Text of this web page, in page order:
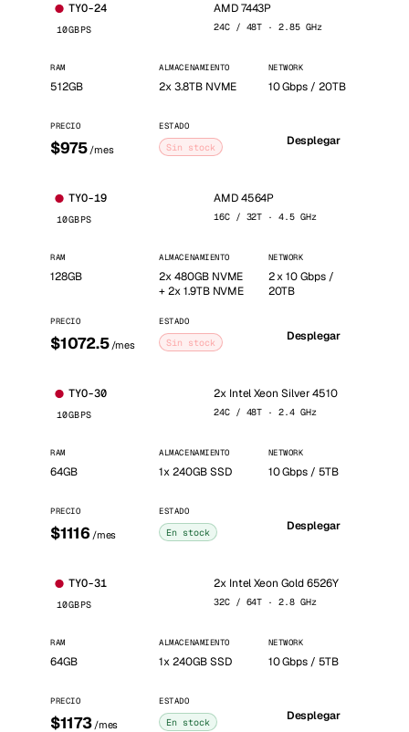
TYO-24
10GBPS
AMD 7443P
24C / 48T · 2.85 GHz
RAM
512GB
ALMACENAMIENTO
2x 3.8TB NVME
NETWORK
10 Gbps / 20TB
PRECIO
$975 /mes
ESTADO
Sin stock Desplegar
TYO-19
10GBPS
AMD 4564P
16C / 32T · 4.5 GHz
RAM
128GB
ALMACENAMIENTO
2x 480GB NVME
+ 2x 1.9TB NVME
NETWORK
2 x 10 Gbps /
20TB
PRECIO
$1072.5 /mes
ESTADO
Sin stock Desplegar
TYO-30
10GBPS
2x Intel Xeon Silver 4510
24C / 48T · 2.4 GHz
RAM
64GB
ALMACENAMIENTO
1x 240GB SSD
NETWORK
10 Gbps / 5TB
PRECIO
$1116 /mes
ESTADO
En stock Desplegar
TYO-31
10GBPS
2x Intel Xeon Gold 6526Y
32C / 64T · 2.8 GHz
RAM
64GB
ALMACENAMIENTO
1x 240GB SSD
NETWORK
10 Gbps / 5TB
PRECIO
$1173 /mes
ESTADO
En stock Desplegar